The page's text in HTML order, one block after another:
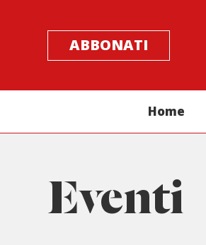
ABBONATI
Home
Eventi